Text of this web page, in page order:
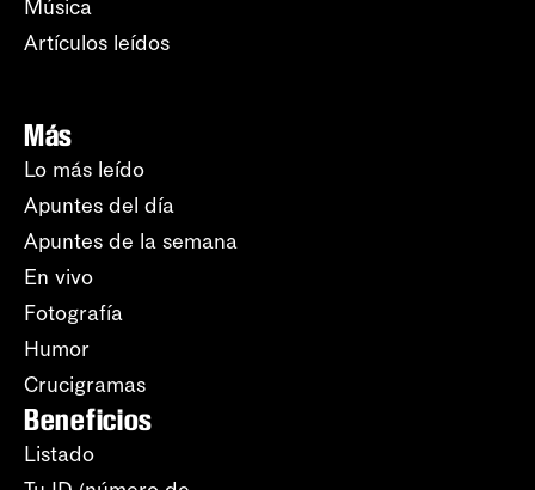
Música
Artículos leídos
Más
Lo más leído
Apuntes del día
Apuntes de la semana
En vivo
Fotografía
Humor
Crucigramas
Beneficios
Listado